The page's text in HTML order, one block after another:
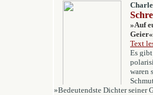
»Auf
Geier«
Text
Es
waren
»Bedeutendste Dichter seiner